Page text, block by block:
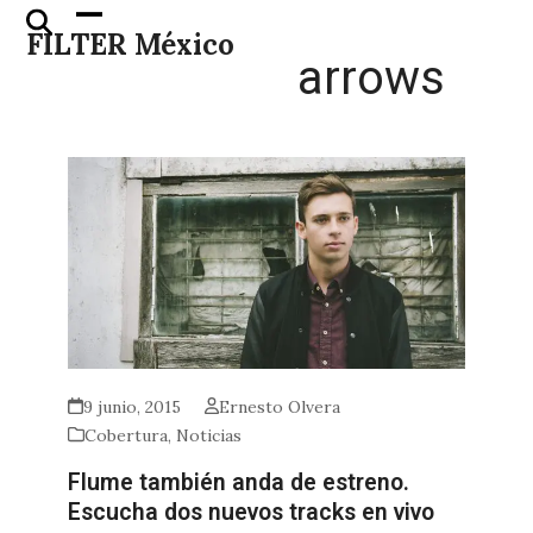
Skip
FILTER México
Open
mobile
Close
mobile
arrows
9 junio, 2015
Ernesto Olvera
Cobertura, Noticias
Flume también anda de estreno.
Escucha dos nuevos tracks en vivo